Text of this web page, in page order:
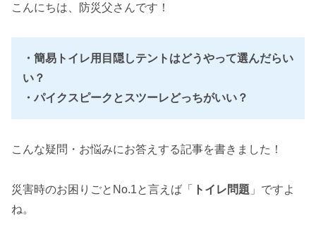
こんにちは、防災父さんです！
・簡易トイレ用目隠しテントはどうやって選んだらい
い？
・パイクスピークとスツーレどっちがいい？
こんな疑問・お悩みにお答えする記事を書きました！
災害時のお困りごとNo.1と言えば「 トイレ問題 」ですよ
ね。